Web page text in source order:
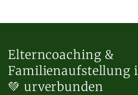
Elterncoaching &
Familienaufstellung
💚 urverbunden